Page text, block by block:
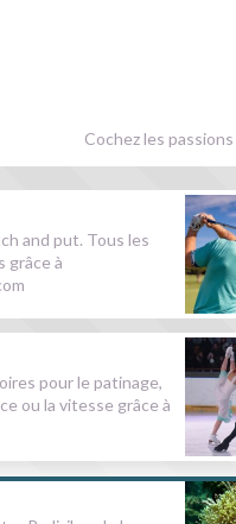
Cochez les
and put. Tous les
grâce à
pour le patinage,
ou la vitesse grâce à